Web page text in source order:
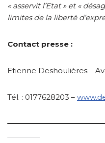
« asservit l’Etat » et «
limites de la liberté
Contact presse :
Etienne Deshoulières –
Tél. : 0177628203 –